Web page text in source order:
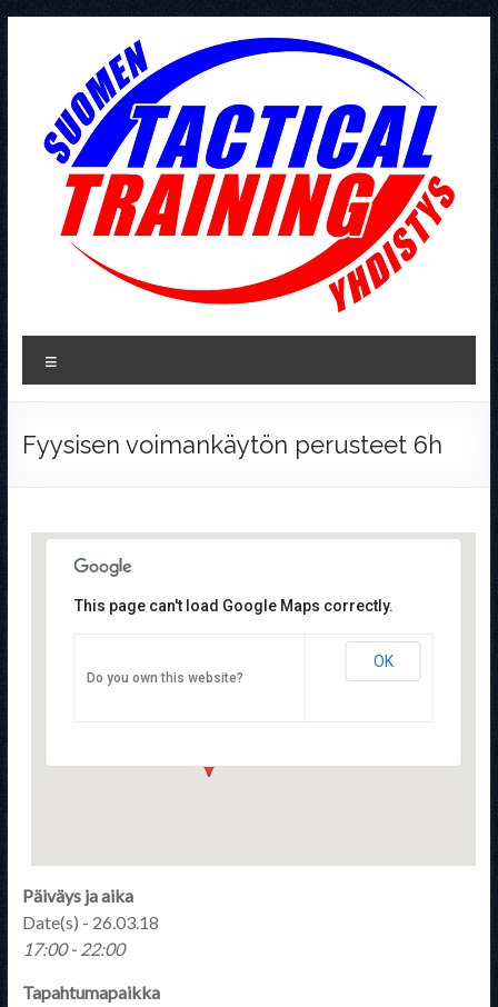
Tactical
Training
Fyysisen voimankäytön perusteet 6h
Pulttitie 16 - Helsinki
This page can't load Google Maps correctly.
Do you own this website?
OK
Päiväys ja aika
Date(s) - 26.03.18
17:00 - 22:00
Tapahtumapaikka